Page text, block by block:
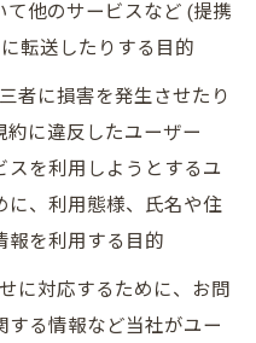
て他のサービスなど (提携
転送したりする目的
者に損害を発生させたり
約に違反したユーザー
スを利用しようとするユ
に、利用態様、氏名や住
報を利用する目的
に対応するために、お問
する情報など当社がユー